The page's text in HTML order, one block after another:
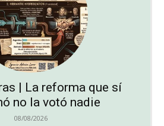
| La reforma que sí
no la votó nadie
08/08/2026